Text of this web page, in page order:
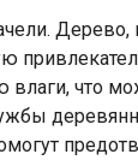
Дерево,
что